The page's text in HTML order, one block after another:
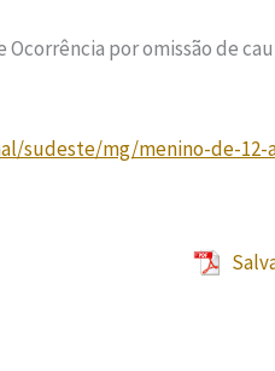
por omissão de
sudeste/mg/menino-de-